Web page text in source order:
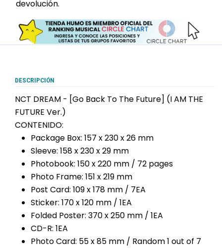
devolución.
DESCRIPCIÓN
NCT DREAM - [Go Back To The Future] (I AM THE
FUTURE Ver.)
CONTENIDO:
Package Box: 157 x 230 x 26 mm
Sleeve: 158 x 230 x 29 mm
Photobook: 150 x 220 mm / 72 pages
Photo Frame: 151 x 219 mm
Post Card: 109 x 178 mm / 7EA
Sticker: 170 x 120 mm / 1EA
Folded Poster: 370 x 250 mm / 1EA
CD-R: 1EA
Photo Card: 55 x 85 mm / Random 1 out of 7